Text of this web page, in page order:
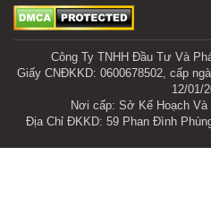
Công Ty TNHH Đầu Tư Và
Giấy CNĐKKD: 0600678502, cấp
12/01/
Nơi cấp: Sở Kế Hoạch
Địa Chỉ ĐKKD: 59 Phan Đình